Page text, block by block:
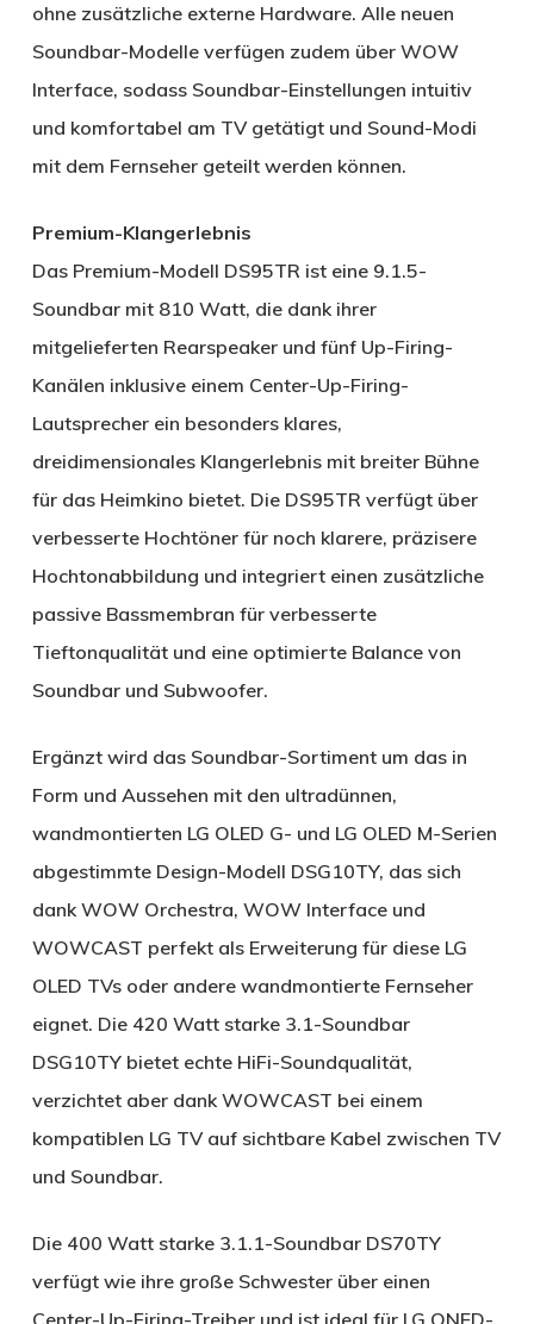
ohne zusätzliche externe Hardware. Alle neuen
Soundbar-Modelle verfügen zudem über WOW
Interface, sodass Soundbar-Einstellungen intuitiv
und komfortabel am TV getätigt und Sound-Modi
mit dem Fernseher geteilt werden können.
Premium-Klangerlebnis
Das Premium-Modell DS95TR ist eine 9.1.5-
Soundbar mit 810 Watt, die dank ihrer
mitgelieferten Rearspeaker und fünf Up-Firing-
Kanälen inklusive einem Center-Up-Firing-
Lautsprecher ein besonders klares,
dreidimensionales Klangerlebnis mit breiter Bühne
für das Heimkino bietet. Die DS95TR verfügt über
verbesserte Hochtöner für noch klarere, präzisere
Hochtonabbildung und integriert einen zusätzliche
passive Bassmembran für verbesserte
Tieftonqualität und eine optimierte Balance von
Soundbar und Subwoofer.
Ergänzt wird das Soundbar-Sortiment um das in
Form und Aussehen mit den ultradünnen,
wandmontierten LG OLED G- und LG OLED M-Serien
abgestimmte Design-Modell DSG10TY, das sich
dank WOW Orchestra, WOW Interface und
WOWCAST perfekt als Erweiterung für diese LG
OLED TVs oder andere wandmontierte Fernseher
eignet. Die 420 Watt starke 3.1-Soundbar
DSG10TY bietet echte HiFi-Soundqualität,
verzichtet aber dank WOWCAST bei einem
kompatiblen LG TV auf sichtbare Kabel zwischen TV
und Soundbar.
Die 400 Watt starke 3.1.1-Soundbar DS70TY
verfügt wie ihre große Schwester über einen